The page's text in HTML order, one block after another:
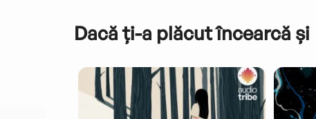
Dacă ți-a plăcut încearcă și